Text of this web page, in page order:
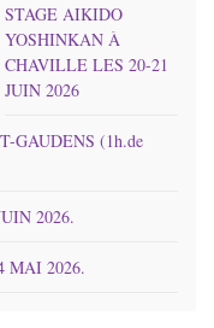
STAGE AIKIDO
YOSHINKAN À
CHAVILLE LES 20-21
JUIN 2026
GAUDENS (1h.de
2026.
MAI 2026.